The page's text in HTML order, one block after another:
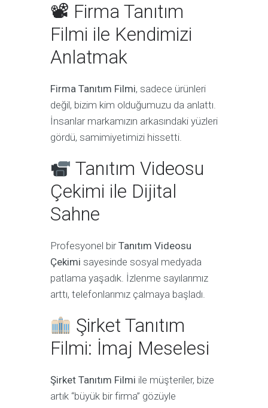
📽 Firma Tanıtım
Filmi ile Kendimizi
Anlatmak
Firma Tanıtım Filmi, sadece ürünleri
değil, bizim kim olduğumuzu da anlattı.
İnsanlar markamızın arkasındaki yüzleri
gördü, samimiyetimizi hissetti.
Tanıtım Videosu
Çekimi ile Dijital
Sahne
Profesyonel birTanıtım Videosu
Çekimi sayesinde sosyal medyada
patlama yaşadık. İzlenme sayılarımız
arttı, telefonlarımız çalmaya başladı.
Şirket Tanıtım
Filmi: İmaj Meselesi
Şirket Tanıtım Filmi ile müşteriler, bize
artık “büyük bir firma” gözüyle